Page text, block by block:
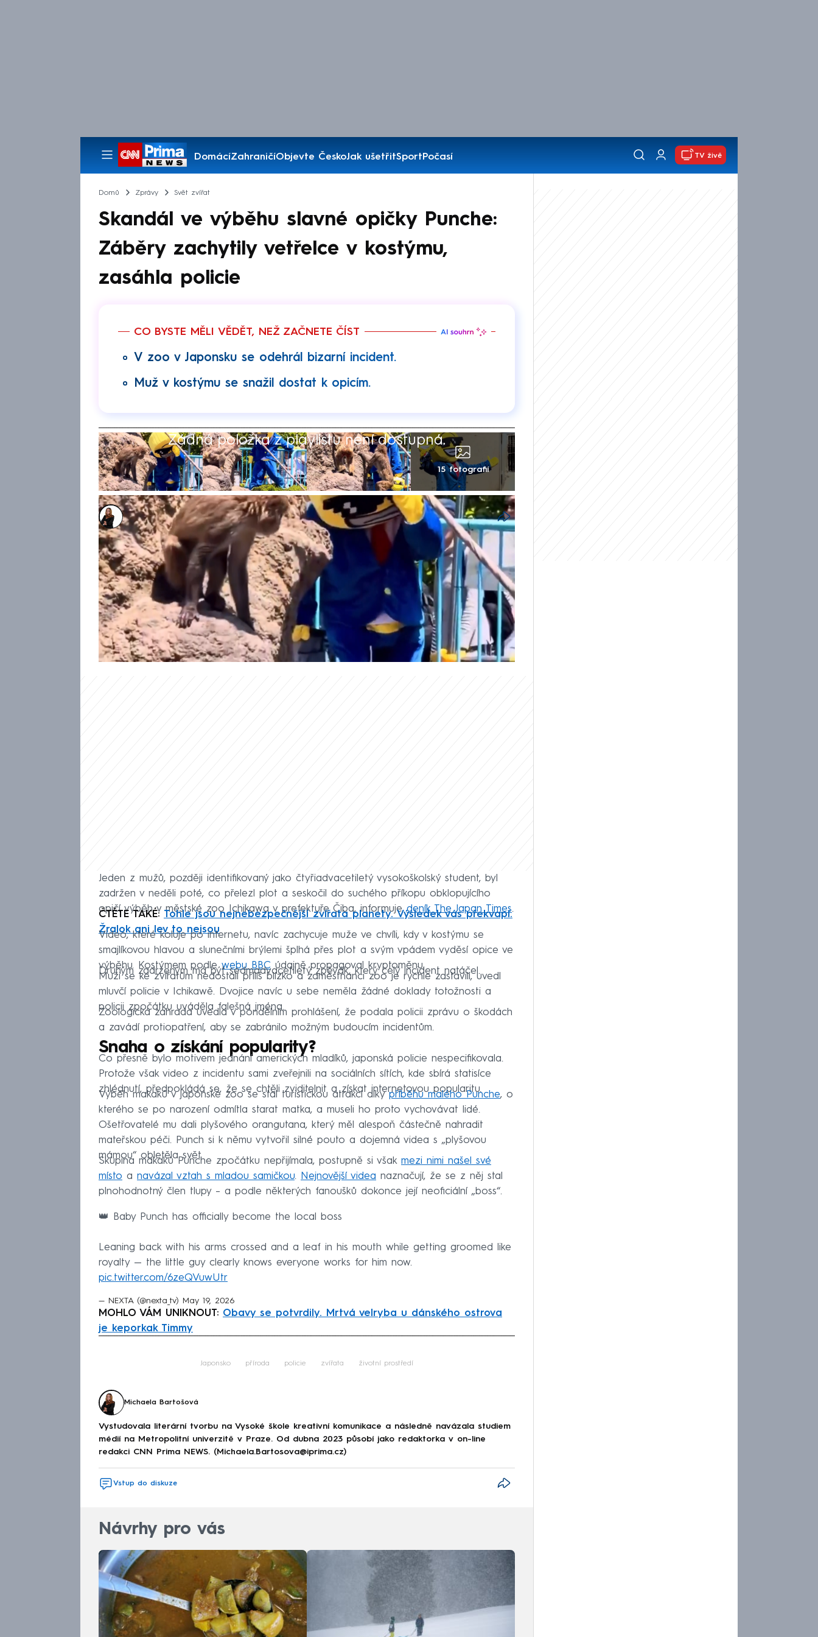
DomácíZahraničíObjevte ČeskoJak ušetřitSportPočasí
Pořady
TV živě
Domů Zprávy Svět zvířat
Skandál ve výběhu slavné opičky Punche:
Záběry zachytily vetřelce v kostýmu,
zasáhla policie
CO BYSTE MĚLI VĚDĚT, NEŽ ZAČNETE ČÍST
V zoo v Japonsku se odehrál bizarní incident.
Muž v kostýmu se snažil dostat k opicím.
Žádná položka z playlistu není dostupná.
15 fotografií
Michaela Bartošová
19. kvě 2026, 15:34
Dva Američané byli v Japonsku zadrženi poté, co se jeden z nich
vloupal v zoologické zahradě do výběhu mláděte makaka jménem
Punch. Malá opička se letos stala internetovou hvězdou poté, co zoo
zveřejnila videa, na nichž se tulí k plyšovému orangutanovi poté, co ho
odmítla vlastní matka. Podle nejnovějších záběrů už ale Punch není
žádný ustrašený sirotek – naopak působí jako sebevědomý člen, možná
dokonce „šéf“, tamní opičí tlupy.
Jeden z mužů, později identifikovaný jako čtyřiadvacetiletý vysokoškolský student, byl
zadržen v neděli poté, co přelezl plot a seskočil do suchého příkopu obklopujícího
opičí výběh v městské zoo Ichikawa v prefektuře Čiba, informujedeník The Japan Times.
ČTĚTE TAKÉ: Tohle jsou nejnebezpečnější zvířata planety. Výsledek vás překvapí.
Žralok ani lev to nejsou
Video, které koluje po internetu, navíc zachycuje muže ve chvíli, kdy v kostýmu se
smajlíkovou hlavou a slunečními brýlemi šplhá přes plot a svým vpádem vyděsí opice ve
výběhu. Kostýmem podlewebu BBCúdajně propagoval kryptoměnu.
Druhým zadrženým má být sedmadvacetiletý zpěvák, který celý incident natáčel.
Muži se ke zvířatům nedostali příliš blízko a zaměstnanci zoo je rychle zastavili, uvedl
mluvčí policie v Ichikawě. Dvojice navíc u sebe neměla žádné doklady totožnosti a
policii zpočátku uváděla falešná jména.
Zoologická zahrada uvedla v pondělním prohlášení, že podala policii zprávu o škodách
a zavádí protiopatření, aby se zabránilo možným budoucím incidentům.
Snaha o získání popularity?
Co přesně bylo motivem jednání amerických mladíků, japonská policie nespecifikovala.
Protože však video z incidentu sami zveřejnili na sociálních sítích, kde sbírá statisíce
zhlédnutí, předpokládá se, že se chtěli zviditelnit a získat internetovou popularitu.
Výběh makaků v japonské zoo se stal turistickou atrakcí díkypříběhu malého Punche, o
kterého se po narození odmítla starat matka, a museli ho proto vychovávat lidé.
Ošetřovatelé mu dali plyšového orangutana, který měl alespoň částečně nahradit
mateřskou péči. Punch si k němu vytvořil silné pouto a dojemná videa s „plyšovou
mámou“ obletěla svět.
Skupina makaků Punche zpočátku nepřijímala, postupně si však mezi nimi našel své
místo a navázal vztah s mladou samičkou. Nejnovější videa naznačují, že se z něj stal
plnohodnotný člen tlupy – a podle některých fanoušků dokonce její neoficiální „boss“.
👑 Baby Punch has officially become the local boss
Leaning back with his arms crossed and a leaf in his mouth while getting groomed like
royalty — the little guy clearly knows everyone works for him now.
pic.twitter.com/6zeQVuwUtr
— NEXTA (@nexta_tv) May 19, 2026
MOHLO VÁM UNIKNOUT: Obavy se potvrdily. Mrtvá velryba u dánského ostrova
je keporkak Timmy
Japonsko příroda policie zvířata životní prostředí
Michaela Bartošová
Vystudovala literární tvorbu na Vysoké škole kreativní komunikace a následně navázala studiem
médií na Metropolitní univerzitě v Praze. Od dubna 2023 působí jako redaktorka v on-line
redakci CNN Prima NEWS. (Michaela.Bartosova@iprima.cz)
Vstup do diskuze
Návrhy pro vás